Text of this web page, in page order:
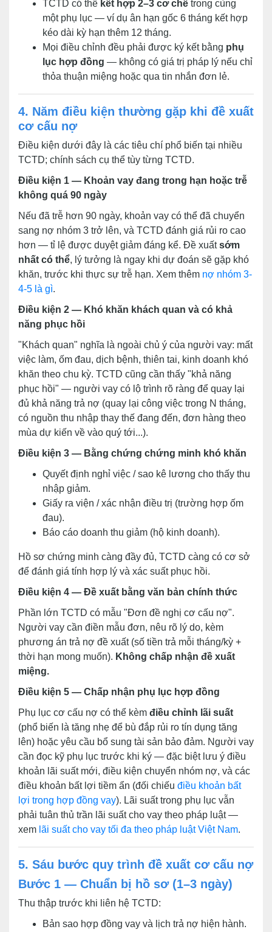
TCTD có thể kết hợp 2–3 cơ chế trong cùng
một phụ lục — ví dụ ân hạn gốc 6 tháng kết hợp
kéo dài kỳ hạn thêm 12 tháng.
Mọi điều chỉnh đều phải được ký kết bằng phụ
lục hợp đồng — không có giá trị pháp lý nếu chỉ
thỏa thuận miệng hoặc qua tin nhắn đơn lẻ.
4. Năm điều kiện thường gặp khi đề xuất
cơ cấu nợ
Điều kiện dưới đây là các tiêu chí phổ biến tại nhiều
TCTD; chính sách cụ thể tùy từng TCTD.
Điều kiện 1 — Khoản vay đang trong hạn hoặc trễ
không quá 90 ngày
Nếu đã trễ hơn 90 ngày, khoản vay có thể đã chuyển
sang nợ nhóm 3 trở lên, và TCTD đánh giá rủi ro cao
hơn — tỉ lệ được duyệt giảm đáng kể. Đề xuấtsớm
nhất có thể, lý tưởng là ngay khi dự đoán sẽ gặp khó
khăn, trước khi thực sự trễ hạn. Xem thêm nợ nhóm 3-
4-5 là gì.
Điều kiện 2 — Khó khăn khách quan và có khả
năng phục hồi
"Khách quan" nghĩa là ngoài chủ ý của người vay: mất
việc làm, ốm đau, dịch bệnh, thiên tai, kinh doanh khó
khăn theo chu kỳ. TCTD cũng cần thấy "khả năng
phục hồi" — người vay có lộ trình rõ ràng để quay lại
đủ khả năng trả nợ (quay lại công việc trong N tháng,
có nguồn thu nhập thay thế đang đến, đơn hàng theo
mùa dự kiến về vào quý tới...).
Điều kiện 3 — Bằng chứng chứng minh khó khăn
Quyết định nghỉ việc / sao kê lương cho thấy thu
nhập giảm.
Giấy ra viện / xác nhận điều trị (trường hợp ốm
đau).
Báo cáo doanh thu giảm (hộ kinh doanh).
Hồ sơ chứng minh càng đầy đủ, TCTD càng có cơ sở
để đánh giá tính hợp lý và xác suất phục hồi.
Điều kiện 4 — Đề xuất bằng văn bản chính thức
Phần lớn TCTD có mẫu "Đơn đề nghị cơ cấu nợ".
Người vay cần điền mẫu đơn, nêu rõ lý do, kèm
phương án trả nợ đề xuất (số tiền trả mỗi tháng/kỳ +
thời hạn mong muốn). Không chấp nhận đề xuất
miệng.
Điều kiện 5 — Chấp nhận phụ lục hợp đồng
Phụ lục cơ cấu nợ có thể kèm điều chỉnh lãi suất
(phổ biến là tăng nhẹ để bù đắp rủi ro tín dụng tăng
lên) hoặc yêu cầu bổ sung tài sản bảo đảm. Người vay
cần đọc kỹ phụ lục trước khi ký — đặc biệt lưu ý điều
khoản lãi suất mới, điều kiện chuyển nhóm nợ, và các
điều khoản bất lợi tiềm ẩn (đối chiếu điều khoản bất
lợi trong hợp đồng vay). Lãi suất trong phụ lục vẫn
phải tuân thủ trần lãi suất cho vay theo pháp luật —
xem lãi suất cho vay tối đa theo pháp luật Việt Nam.
5. Sáu bước quy trình đề xuất cơ cấu nợ
Bước 1 — Chuẩn bị hồ sơ (1–3 ngày)
Thu thập trước khi liên hệ TCTD:
Bản sao hợp đồng vay và lịch trả nợ hiện hành.